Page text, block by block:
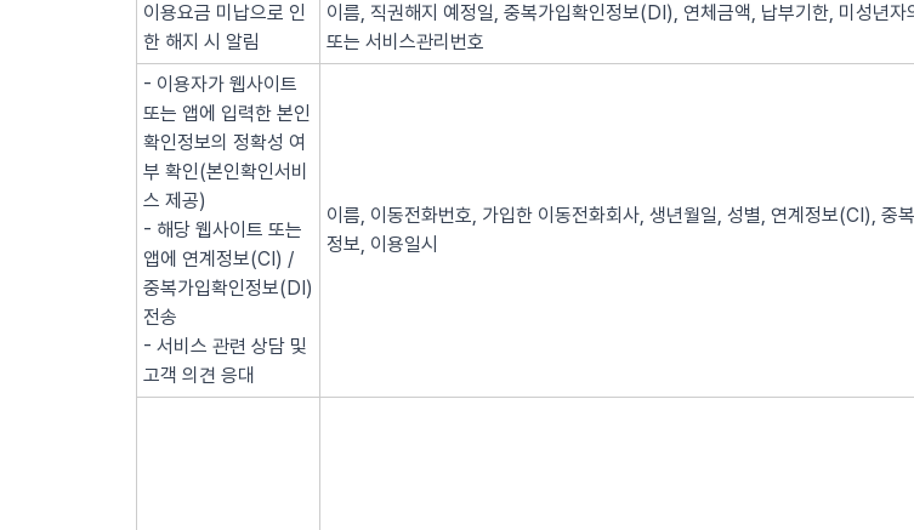
이용요금 미납으로 인
한 해지 시 알림
이름, 직권해지 예정일, 중복가입확인정보(DI), 연체금액, 납부기한, 미성년
또는 서비스관리번호
- 이용자가 웹사이트
또는 앱에 입력한 본인
확인정보의 정확성 여
부 확인(본인확인서비
스 제공)
- 해당 웹사이트 또는
앱에 연계정보(CI) /
중복가입확인정보(DI)
전송
- 서비스 관련 상담 및
고객 의견 응대
이름, 이동전화번호, 가입한 이동전화회사, 생년월일, 성별, 연계정보(CI), 중
정보, 이용일시